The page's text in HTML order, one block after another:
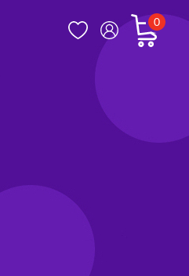
0
Feste a tema Colori